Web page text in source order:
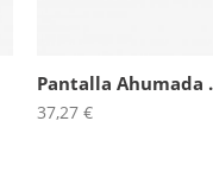
Pantalla Ahumada
37,27 €